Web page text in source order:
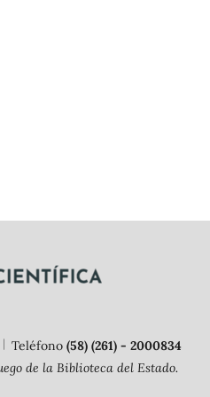
Teléfono (58) (261) - 2000834
de la Biblioteca del Estado.